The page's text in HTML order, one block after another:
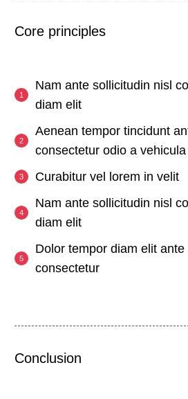
Core principles
Nam ante sollicitudin nisl
diam elit
Aenean tempor tincidunt
consectetur odio a vehicula
Curabitur vel lorem in velit
Nam ante sollicitudin nisl
diam elit
Dolor tempor diam elit ante
consectetur
Conclusion